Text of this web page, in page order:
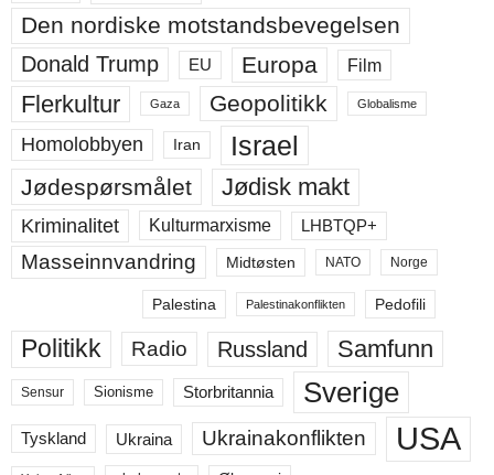
Den nordiske motstandsbevegelsen
Donald Trump EU Europa Film
Flerkultur Gaza Geopolitikk Globalisme
Homolobbyen Iran Israel
Jødespørsmålet Jødisk makt
Kriminalitet Kulturmarxisme LHBTQP+
Masseinnvandring Midtøsten NATO Norge
Palestina Palestinakonflikten Pedofili
Politikk Radio Russland Samfunn
Sensur Sionisme Storbritannia Sverige
Tyskland Ukraina Ukrainakonflikten USA